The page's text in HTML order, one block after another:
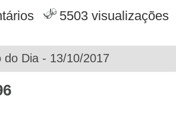
5503 visualizações
do Dia - 13/10/2017